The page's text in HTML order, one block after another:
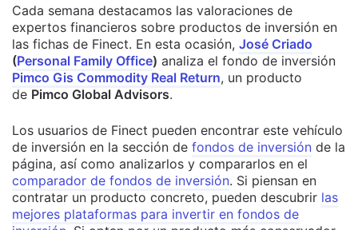
Cada semana destacamos las valoraciones de
expertos financieros sobre productos de inversión en
las fichas de Finect. En esta ocasión, José Criado
(Personal Family Office) analiza el fondo de inversión
Pimco Gis Commodity Real Return, un producto
de Pimco Global Advisors.
Los usuarios de Finect pueden encontrar este vehículo
de inversión en la sección de fondos de inversión de la
página, así como analizarlos y compararlos en el
comparador de fondos de inversión. Si piensan en
contratar un producto concreto, pueden descubrir las
mejores plataformas para invertir en fondos de